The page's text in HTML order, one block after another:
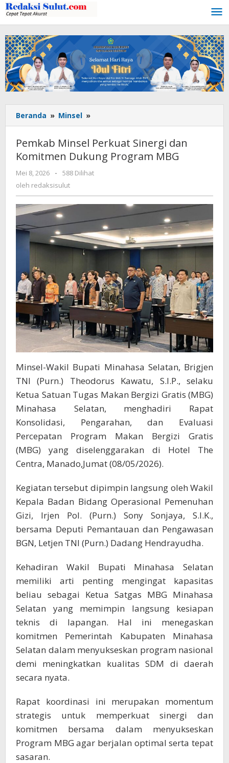
Lewati
ke
konten
Beranda » Minsel »
Minsel
Perkuat
Sinergi
dan
Komitmen
Pemkab Minsel Perkuat Sinergi dan
Komitmen Dukung Program MBG
Mei 8, 2026
oleh
redaksisulut
-
588 Dilihat
oleh redaksisulut
Minsel-Wakil Bupati Minahasa Selatan, Brigjen
TNI (Purn.) Theodorus Kawatu, S.I.P., selaku
Ketua Satuan Tugas Makan Bergizi Gratis (MBG)
Minahasa Selatan, menghadiri Rapat
Konsolidasi, Pengarahan, dan Evaluasi
Percepatan Program Makan Bergizi Gratis
(MBG) yang diselenggarakan di Hotel The
Centra, Manado,Jumat (08/05/2026).
Kegiatan tersebut dipimpin langsung oleh Wakil
Kepala Badan Bidang Operasional Pemenuhan
Gizi, Irjen Pol. (Purn.) Sony Sonjaya, S.I.K.,
bersama Deputi Pemantauan dan Pengawasan
BGN, Letjen TNI (Purn.) Dadang Hendrayudha.
Kehadiran Wakil Bupati Minahasa Selatan
memiliki arti penting mengingat kapasitas
beliau sebagai Ketua Satgas MBG Minahasa
Selatan yang memimpin langsung kesiapan
teknis di lapangan. Hal ini menegaskan
komitmen Pemerintah Kabupaten Minahasa
Selatan dalam menyukseskan program nasional
demi meningkatkan kualitas SDM di daerah
secara nyata.
Rapat koordinasi ini merupakan momentum
strategis untuk memperkuat sinergi dan
komitmen bersama dalam menyukseskan
Program MBG agar berjalan optimal serta tepat
sasaran.